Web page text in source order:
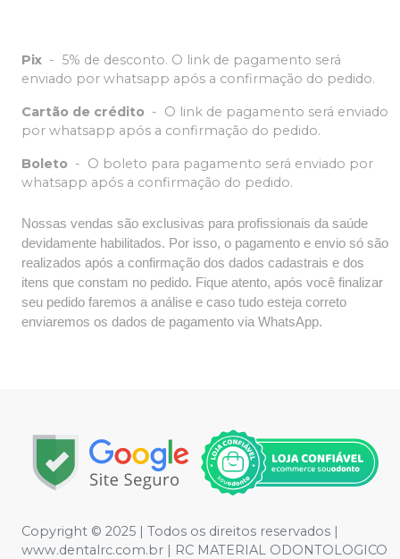
Pix - 5% de desconto. O link de pagamento será
enviado por whatsapp após a confirmação do pedido.
Cartão de crédito - O link de pagamento será enviado
por whatsapp após a confirmação do pedido.
Boleto - O boleto para pagamento será enviado por
whatsapp após a confirmação do pedido.
Nossas vendas são exclusivas para profissionais da saúde
devidamente habilitados. Por isso, o pagamento e envio só são
realizados após a confirmação dos dados cadastrais e dos
itens que constam no pedido. Fique atento, após você finalizar
seu pedido faremos a análise e caso tudo esteja correto
enviaremos os dados de pagamento via WhatsApp.
Copyright © 2025 | Todos os direitos reservados |
www.dentalrc.com.br | RC MATERIAL ODONTOLOGICO